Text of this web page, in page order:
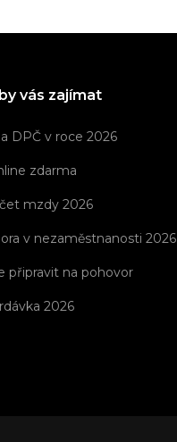
vás zajímat
DPČ v roce 2026
zdarma
mzdy 2026
v nezaměstnanosti 2026
připravit na pohovor
2026